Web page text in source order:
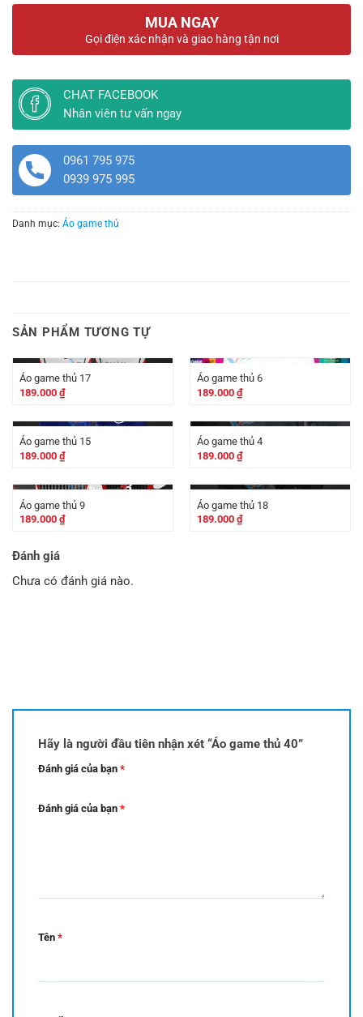
MUA NGAY
Gọi điện xác nhận và giao hàng tận nơi
CHAT FACEBOOK
Nhân viên tư vấn ngay
0961 795 975
0939 975 995
Danh mục: Áo game thủ
SẢN PHẨM TƯƠNG TỰ
Áo game thủ 17
189.000 ₫
Áo game thủ 6
189.000 ₫
Áo game thủ 15
189.000 ₫
Áo game thủ 4
189.000 ₫
Áo game thủ 9
189.000 ₫
Áo game thủ 18
189.000 ₫
Đánh giá
Chưa có đánh giá nào.
Hãy là người đầu tiên nhận xét “Áo game thủ 40”
Đánh giá của bạn *
Đánh giá của bạn *
Tên *